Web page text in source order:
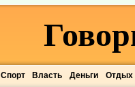
Спорт Власть Деньги Отдых